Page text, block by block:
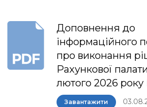
Доповнення до
інформаційного
про виконання
Рахункової
лютого 2026
Завантажити